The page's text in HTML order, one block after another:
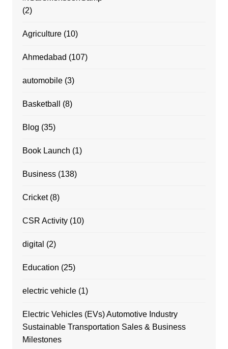
(2)
Agriculture(10)
Ahmedabad (107)
automobile(3)
Basketball (8)
Blog (35)
Book Launch (1)
Business(138)
Cricket(8)
CSR Activity(10)
digital (2)
Education (25)
electric vehicle(1)
Electric Vehicles (EVs) Automotive Industry
Sustainable Transportation Sales & Business
Milestones